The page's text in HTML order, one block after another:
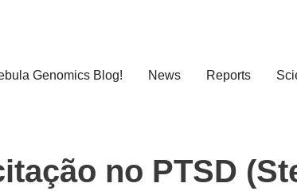
Genomics Blog!
News Reports
no PTSD